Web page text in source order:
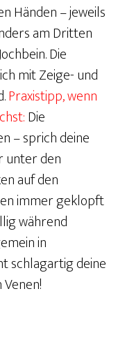
Händen – jeweils
am Dritten
Die
mit Zeige- und
Praxistipp, wenn
Die
– sprich deine
unter den
auf den
immer geklopft
während
in
schlagartig deine